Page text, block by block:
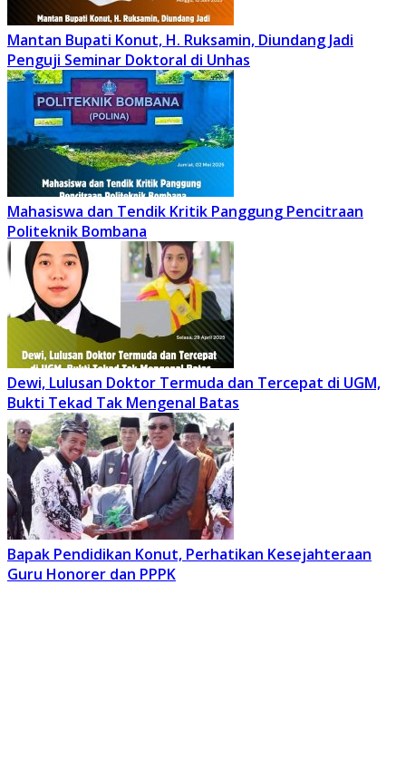
Mantan Bupati Konut, H. Ruksamin, Diundang Jadi
Penguji Seminar Doktoral di Unhas
Mahasiswa dan Tendik Kritik Panggung Pencitraan
Politeknik Bombana
Dewi, Lulusan Doktor Termuda dan Tercepat di UGM,
Bukti Tekad Tak Mengenal Batas
Bapak Pendidikan Konut, Perhatikan Kesejahteraan
Guru Honorer dan PPPK